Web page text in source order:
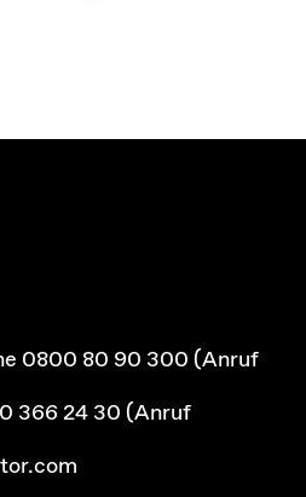
0800 80 90 300 (Anruf
366 24 30 (Anruf